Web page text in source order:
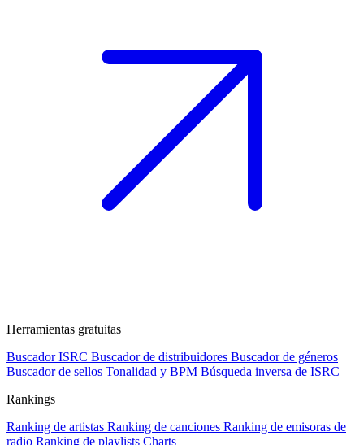
Herramientas gratuitas
Buscador ISRC Buscador de distribuidores Buscador de géneros
Buscador de sellos Tonalidad y BPM Búsqueda inversa de ISRC
Rankings
Ranking de artistas Ranking de canciones Ranking de emisoras de
radio Ranking de playlists Charts